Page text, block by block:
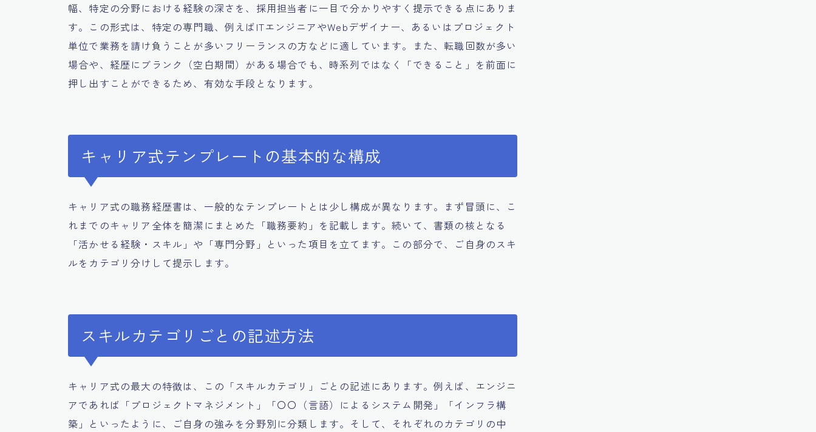
幅、特定の分野における経験の深さを、採用担当者に一目で分かりやすく提示できる点にありま
す。この形式は、特定の専門職、例えばITエンジニアやWebデザイナー、あるいはプロジェクト
単位で業務を請け負うことが多いフリーランスの方などに適しています。また、転職回数が多い
場合や、経歴にブランク（空白期間）がある場合でも、時系列ではなく「できること」を前面に
押し出すことができるため、有効な手段となります。
キャリア式テンプレートの基本的な構成
キャリア式の職務経歴書は、一般的なテンプレートとは少し構成が異なります。まず冒頭に、こ
れまでのキャリア全体を簡潔にまとめた「職務要約」を記載します。続いて、書類の核となる
「活かせる経験・スキル」や「専門分野」といった項目を立てます。この部分で、ご自身のスキ
ルをカテゴリ分けして提示します。
スキルカテゴリごとの記述方法
キャリア式の最大の特徴は、この「スキルカテゴリ」ごとの記述にあります。例えば、エンジニ
アであれば「プロジェクトマネジメント」「〇〇（言語）によるシステム開発」「インフラ構
築」といったように、ご自身の強みを分野別に分類します。そして、それぞれのカテゴリの中